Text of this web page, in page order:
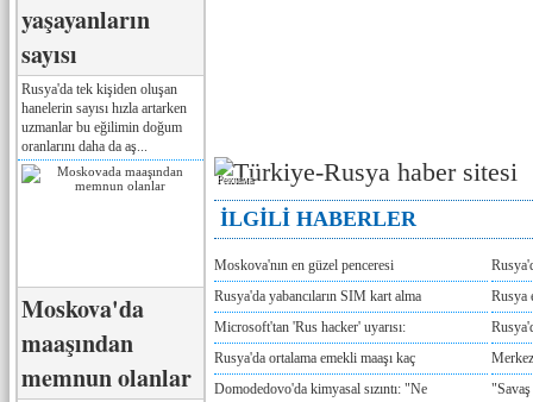
yaşayanların
sayısı
Rusya'da tek kişiden oluşan
hanelerin sayısı hızla artarken
uzmanlar bu eğilimin doğum
oranlarını daha da aş...
Moskova'da
maaşından
memnun olanlar
Реклама
İLGİLİ HABERLER
Moskova'nın en güzel penceresi
Rusya'da yabancıların SIM kart alma
Rusya
Microsoft'tan 'Rus hacker' uyarısı:
Rusya'da ortalama emekli maaşı kaç
Domodedovo'da kimyasal sızıntı: "Ne